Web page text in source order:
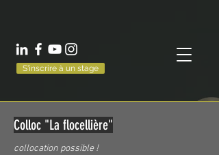
S'inscrire à un stage
Colloc "La flocellière"
collocation possible !